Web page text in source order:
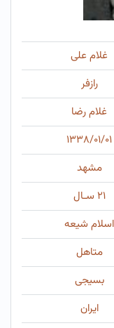
غلام علی
رازفر
غلام رضا
۱۳۳۸/۰۱/۰۱
مشهد
۲۱ سـال
اسلام شیعه
متاهل
بسیجی
ایران